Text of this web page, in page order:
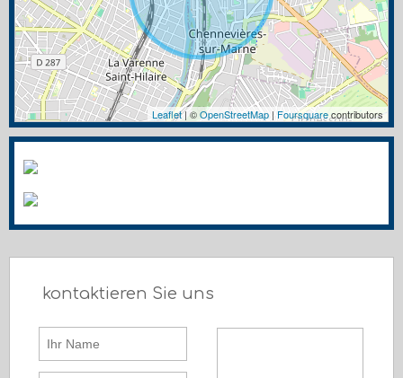
Leaflet| ©OpenStreetMap | Foursquarecontributors
kontaktieren Sie uns